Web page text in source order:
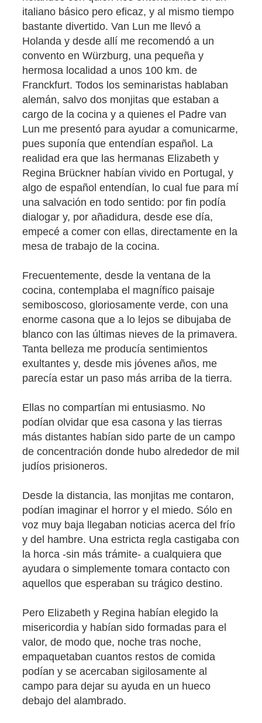
italiano básico pero eficaz, y al mismo tiempo
bastante divertido. Van Lun me llevó a
Holanda y desde allí me recomendó a un
convento en Würzburg, una pequeña y
hermosa localidad a unos 100 km. de
Franckfurt. Todos los seminaristas hablaban
alemán, salvo dos monjitas que estaban a
cargo de la cocina y a quienes el Padre van
Lun me presentó para ayudar a comunicarme,
pues suponía que entendían español. La
realidad era que las hermanas Elizabeth y
Regina Brückner habían vivido en Portugal, y
algo de español entendían, lo cual fue para mí
una salvación en todo sentido: por fin podía
dialogar y, por añadidura, desde ese día,
empecé a comer con ellas, directamente en la
mesa de trabajo de la cocina.
Frecuentemente, desde la ventana de la
cocina, contemplaba el magnífico paisaje
semiboscoso, gloriosamente verde, con una
enorme casona que a lo lejos se dibujaba de
blanco con las últimas nieves de la primavera.
Tanta belleza me producía sentimientos
exultantes y, desde mis jóvenes años, me
parecía estar un paso más arriba de la tierra.
Ellas no compartían mi entusiasmo. No
podían olvidar que esa casona y las tierras
más distantes habían sido parte de un campo
de concentración donde hubo alrededor de mil
judíos prisioneros.
Desde la distancia, las monjitas me contaron,
podían imaginar el horror y el miedo. Sólo en
voz muy baja llegaban noticias acerca del frío
y del hambre. Una estricta regla castigaba con
la horca -sin más trámite- a cualquiera que
ayudara o simplemente tomara contacto con
aquellos que esperaban su trágico destino.
Pero Elizabeth y Regina habían elegido la
misericordia y habían sido formadas para el
valor, de modo que, noche tras noche,
empaquetaban cuantos restos de comida
podían y se acercaban sigilosamente al
campo para dejar su ayuda en un hueco
debajo del alambrado.